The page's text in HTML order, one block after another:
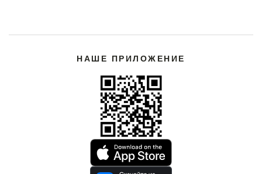
НАШЕ ПРИЛОЖЕНИЕ